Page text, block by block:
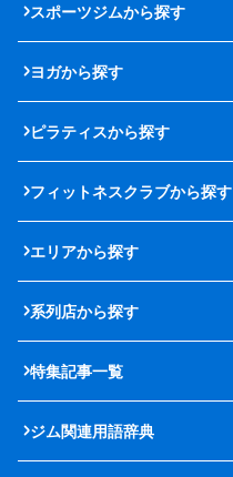
スポーツジムから探す
ヨガから探す
ピラティスから探す
フィットネスクラブから探す
エリアから探す
系列店から探す
特集記事一覧
ジム関連用語辞典